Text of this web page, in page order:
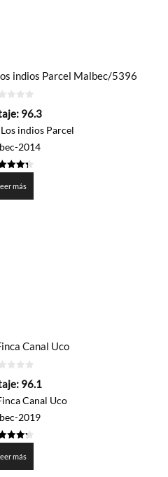
indios Parcel Malbec/5396
96.3
indios Parcel
2014
de 5más
Canal Uco
96.1
Canal Uco
2019
de 5más